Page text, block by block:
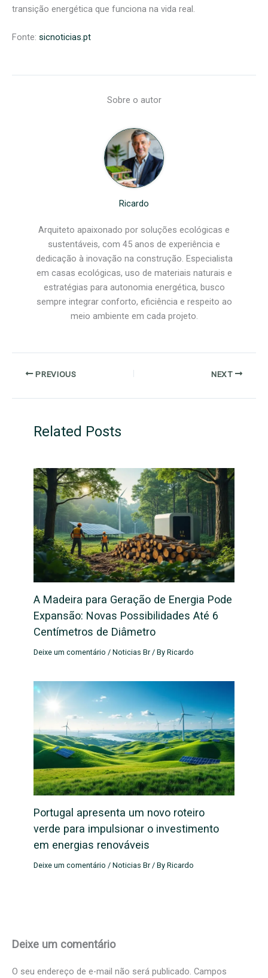
transição energética que funciona na vida real.
Fonte: sicnoticias.pt
Sobre o autor
Ricardo
Arquiteto apaixonado por soluções ecológicas e
sustentáveis, com 45 anos de experiência e
dedicação à inovação na construção. Especialista
em casas ecológicas, uso de materiais naturais e
estratégias para autonomia energética, busco
sempre integrar conforto, eficiência e respeito ao
meio ambiente em cada projeto.
PREVIOUS NEXT
Related Posts
A Madeira para Geração de Energia Pode
Expansão: Novas Possibilidades Até 6
Centímetros de Diâmetro
Deixe um comentário /Noticias Br/ ByRicardo
Portugal apresenta um novo roteiro
verde para impulsionar o investimento
em energias renováveis
Deixe um comentário /Noticias Br/ ByRicardo
Deixe um comentário
O seu endereço de e-mail não será publicado. Campos